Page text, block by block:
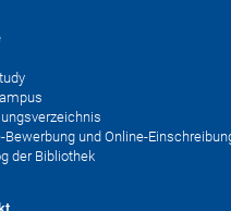
Bewerbung und Online-
der Bibliothek